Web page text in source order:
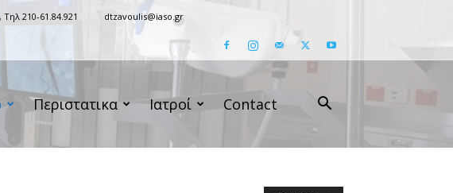
210-61.84.921 dtzavoulis@iaso.gr
Περιστατικα Ιατροί Contact